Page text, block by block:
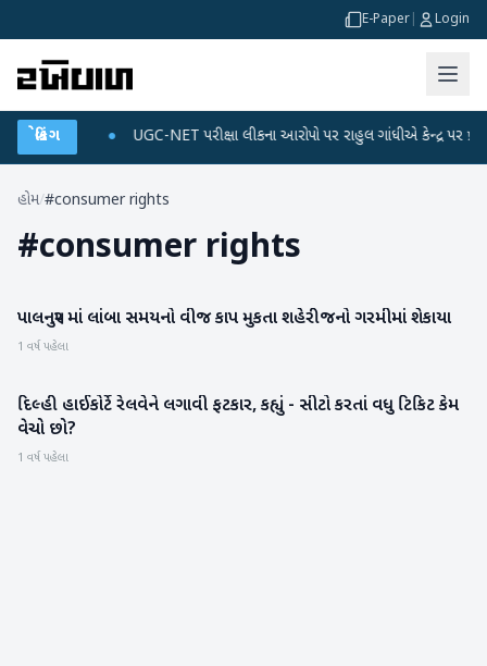
E-Paper Login
બ્રેકિંગ
પ્લાન UGC-NET પરીક્ષા લીકના આરોપો પર રાહુલ ગાંધીએ કેન્દ્ર પર પ્રહાર
હોમ/#consumer rights
#consumer rights
બનાસકાંઠા
પાલનપુર માં લાંબા સમયનો વીજ કાપ મુકતા શહેરીજનો ગરમીમાં શેકાયા
1 વર્ષ પહેલા
રાષ્ટ્રીય
દિલ્હી હાઈકોર્ટે રેલવેને લગાવી ફટકાર, કહ્યું - સીટો કરતાં વધુ ટિકિટ કેમ
વેચો છો?
1 વર્ષ પહેલા